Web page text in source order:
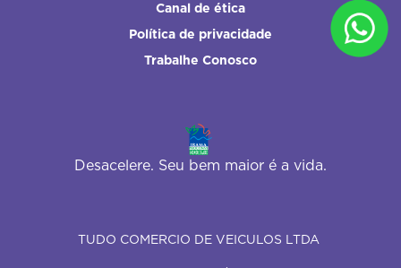
Canal de ética
Política de privacidade
Trabalhe Conosco
Desacelere. Seu bem maior é a vida.
TUDO COMERCIO DE VEICULOS LTDA